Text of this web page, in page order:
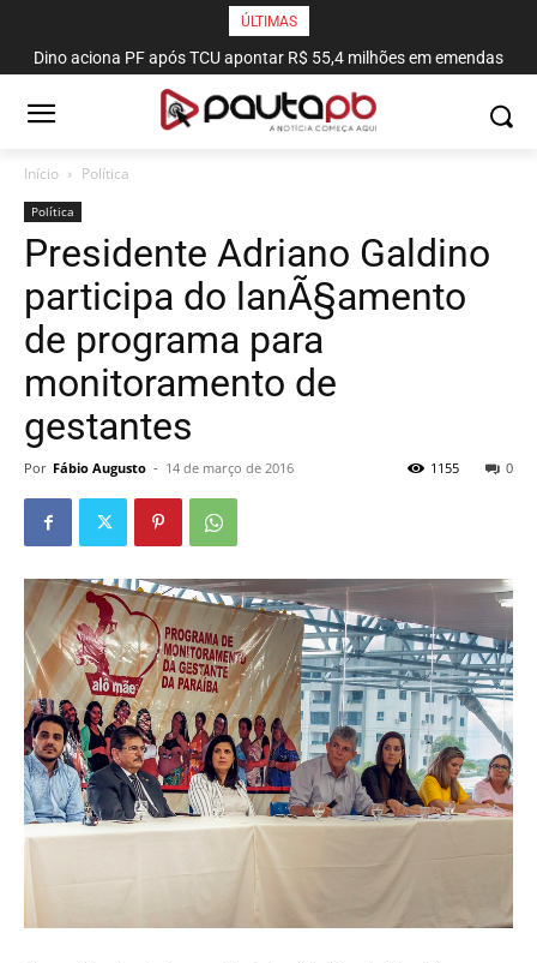
ÚLTIMAS
Dino aciona PF após TCU apontar R$ 55,4 milhões em emendas
suspeitas
Início Política
Política
Presidente Adriano Galdino
participa do lanÃ§amento
de programa para
monitoramento de
gestantes
Por Fábio Augusto - 14 de março de 2016 0
1155